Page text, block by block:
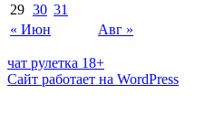
« Июн Авг »
29 30 31
чат рулетка 18+
Сайт работает на WordPress